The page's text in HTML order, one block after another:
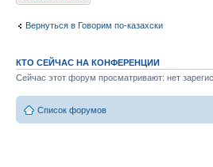
Вернуться в Говорим по-казахски
КТО СЕЙЧАС НА КОНФЕРЕНЦИИ
Сейчас этот форум просматривают: нет
Список форумов